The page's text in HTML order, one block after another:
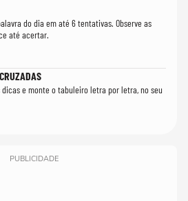
do dia em até 6 tentativas. Observe as
até acertar.
e monte o tabuleiro letra por letra, no seu
PUBLICIDADE